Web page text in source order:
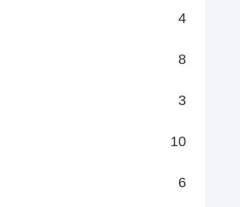
4
8
3
10
6